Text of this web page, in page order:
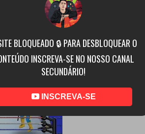
espremer em um caractere extra se
pode ajudar.
BLOQUEADO 🔒 PARA DESBLOQUEAR O
INSCREVA-SE NO NOSSO CANAL
SECUNDÁRIO!
INSCREVA-SE